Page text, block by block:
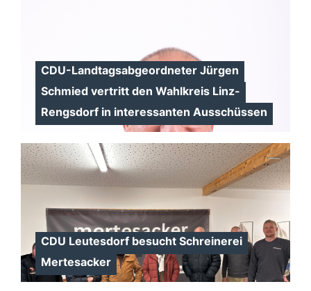
CDU-Landtagsabgeordneter Jürgen
Schmied vertritt den Wahlkreis Linz-
Rengsdorf in interessanten Ausschüssen
CDU Leutesdorf besucht Schreinerei
Mertesacker